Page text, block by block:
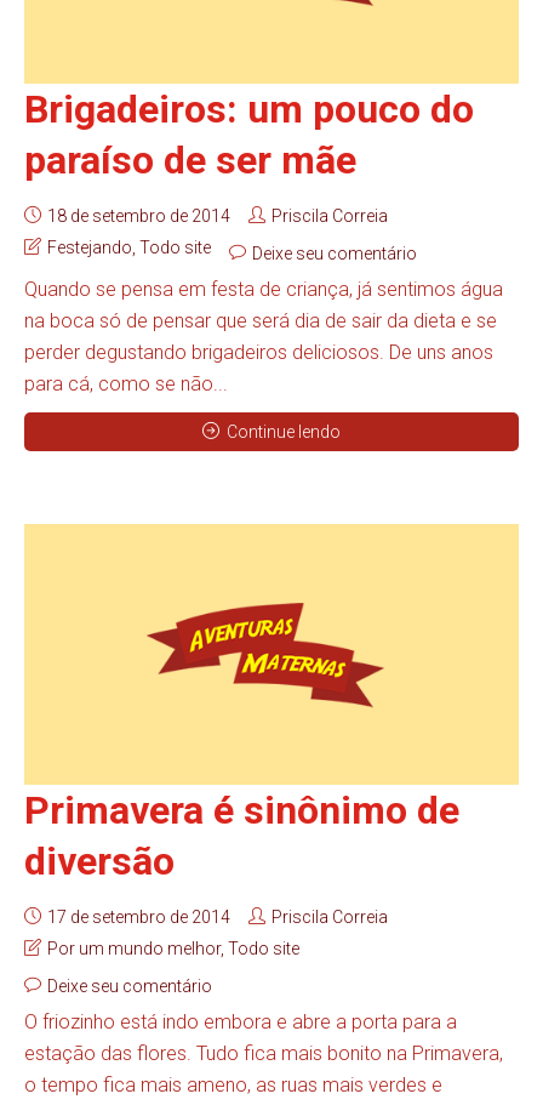
Brigadeiros: um pouco do
paraíso de ser mãe
18 de setembro de 2014
Priscila Correia
Festejando Todo site Deixe seu comentário
Quando se pensa em festa de criança, já sentimos água
na boca só de pensar que será dia de sair da dieta e se
perder degustando brigadeiros deliciosos. De uns anos
para cá, como se não...
Continue lendo
Primavera é sinônimo de
diversão
17 de setembro de 2014
Priscila Correia
Por um mundo melhor, Todo site
Deixe seu comentário
O friozinho está indo embora e abre a porta para a
estação das flores. Tudo fica mais bonito na Primavera,
o tempo fica mais ameno, as ruas mais verdes e